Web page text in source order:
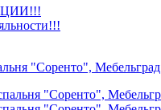
"Соренто", Мебельград